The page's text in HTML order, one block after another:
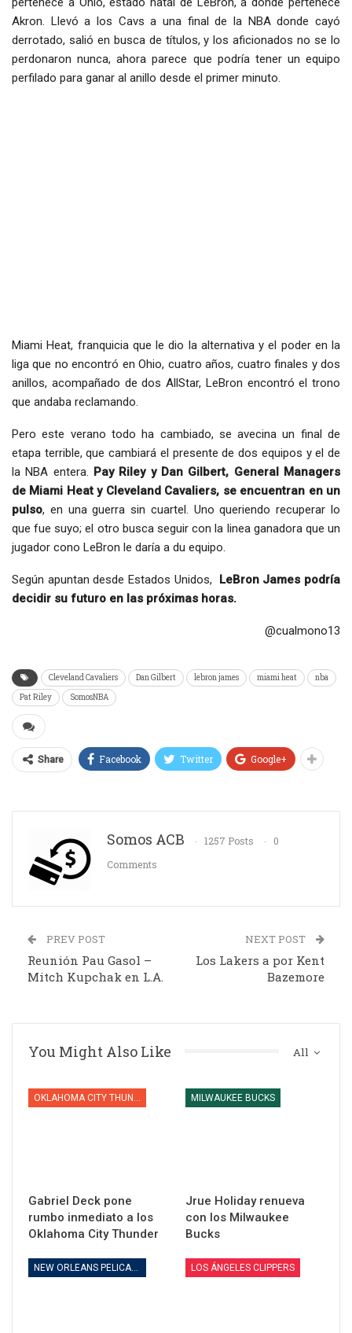
Akron. Llevó a los Cavs a una final de la NBA donde cayó
derrotado, salió en busca de títulos, y los aficionados no se lo
perdonaron nunca, ahora parece que podría tener un equipo
perfilado para ganar al anillo desde el primer minuto.
Miami Heat, franquicia que le dio la alternativa y el poder en la
liga que no encontró en Ohio, cuatro años, cuatro finales y dos
anillos, acompañado de dos AllStar, LeBron encontró el trono
que andaba reclamando.
Pero este verano todo ha cambiado, se avecina un final de
etapa terrible, que cambiará el presente de dos equipos y el de
la NBA entera. Pay Riley y Dan Gilbert, General Managers
de Miami Heat y Cleveland Cavaliers, se encuentran en un
pulso, en una guerra sin cuartel. Uno queriendo recuperar lo
que fue suyo; el otro busca seguir con la linea ganadora que un
jugador cono LeBron le daría a du equipo.
Según apuntan desde Estados Unidos, LeBron James podría
decidir su futuro en las próximas horas.
@cualmono13
Cleveland Cavaliers Dan Gilbert lebron james miami heat
nba
Pat Riley
SomosNBA
Share Facebook Twitter Google+
Somos ACB 1257 Posts
0
Comments
PREV POST
Reunión Pau Gasol –
Mitch Kupchak en L.A.
NEXT POST
Los Lakers a por Kent
Bazemore
All
You Might Also Like
Gabriel Deck pone
rumbo inmediato a los
Oklahoma City Thunder
MILWAUKEE BUCKS
Jrue Holiday renueva
con los Milwaukee
Bucks
LOS ÁNGELES CLIPPERS